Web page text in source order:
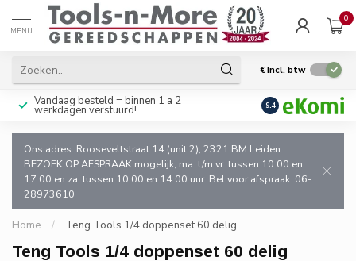
MENU
0
€Incl. btw
Vandaag besteld = binnen 1 a 2
werkdagen verstuurd!
Uitsluitend goede
en de vakman!
9.4
Ons adres: Rooseveltstraat 14 (unit 2), 2321 BM Leiden.
BEZOEK OP AFSPRAAK mogelijk, ma. t/m vr. tussen 10.00 en
17.00 en za. tussen 10:00 en 14:00 uur. Bel voor afspraak: 06-
28973610
Home / Teng Tools 1/4 doppenset 60 delig
Teng Tools 1/4 doppenset 60 delig